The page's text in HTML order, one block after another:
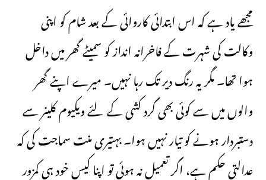
مجھے یاد ہے کہ اس ابتدائی کاروائی کے بعد شام کو اپنی
وکالت کی شہرت کے فاخرانہ انداز کو سمیٹے گھر میں داخل
ہوا تھا۔ مگر یہ رنگ دیر تک رہا نہیں۔ میرے اپنے گھر
والوں میں سے کوئی بھی گرد کشی کے لئے ویکیوم کلینر سے
دستبردار ہونے کو تیار نہیں ہوا۔ بہتیری منت سماجت کی کہ
عدالتی حکم ہے، اگر تعمیل نہ ہوئی تو اپنا کیس خود ہی کمزور